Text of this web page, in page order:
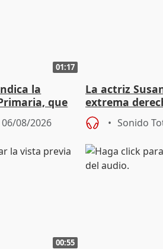
01:17
la
que
06/08/2026
La actriz
extrema
homofobia"
Sonido
00:55